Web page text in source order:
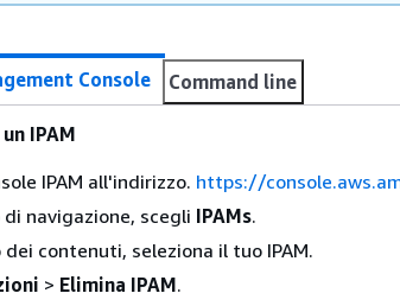
Console Command line
IPAM
IPAM all'indirizzo. https://
di navigazione, scegli IPAMs.
contenuti, seleziona il tuo IPAM.
> Elimina IPAM.